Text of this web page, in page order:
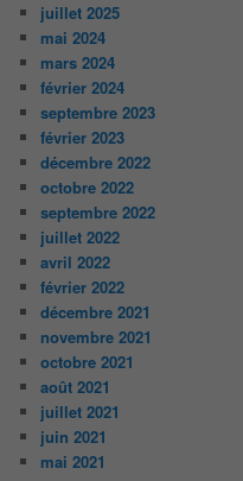
juillet 2025
mai 2024
mars 2024
février 2024
septembre 2023
février 2023
décembre 2022
octobre 2022
septembre 2022
juillet 2022
avril 2022
février 2022
décembre 2021
novembre 2021
octobre 2021
août 2021
juillet 2021
juin 2021
mai 2021